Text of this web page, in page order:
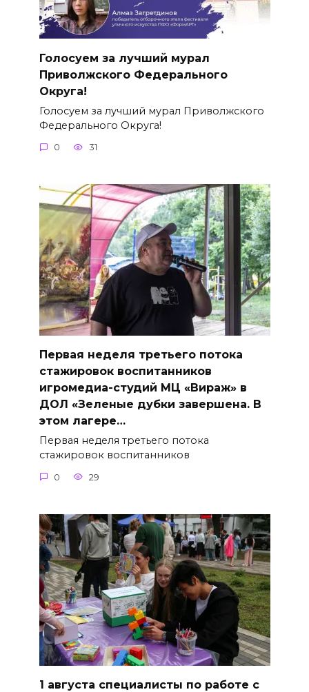
Голосуем за лучший мурал
Приволжского Федерального
Округа!
Голосуем за лучший мурал Приволжского
Федерального Округа!
0 31
Первая неделя третьего потока
стажировок воспитанников
игромедиа-студий МЦ «Вираж» в
ДОЛ «Зеленые дубки завершена. В
этом лагере…
Первая неделя третьего потока
стажировок воспитанников
0 29
1 августа специалисты по работе с